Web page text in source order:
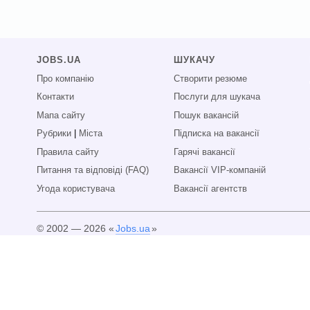
JOBS.UA
Про компанію
Контакти
Мапа сайту
Рубрики
Міста
Правила сайту
Питання та відповіді (FAQ)
Угода користувача
ШУКАЧУ
Створити резюме
Послуги для шукача
Пошук вакансій
Підписка на вакансії
Гарячі вакансії
Вакансії VIP-компаній
Вакансії агентств
© 2002 — 2026 «Jobs.ua»